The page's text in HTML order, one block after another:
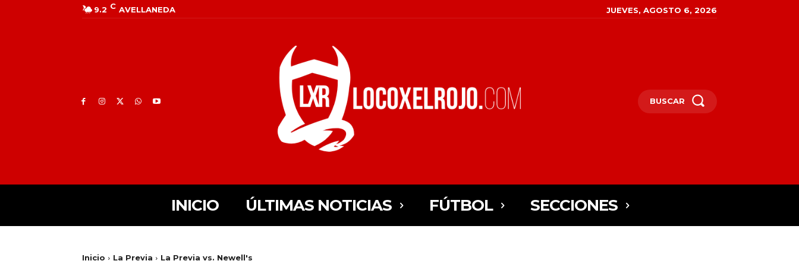
9.2 C AVELLANEDA JUEVES, AGOSTO 6, 2026
BUSCAR
INICIO ÚLTIMAS NOTICIAS FÚTBOL SECCIONES
Inicio La Previa La Previa vs. Newell's